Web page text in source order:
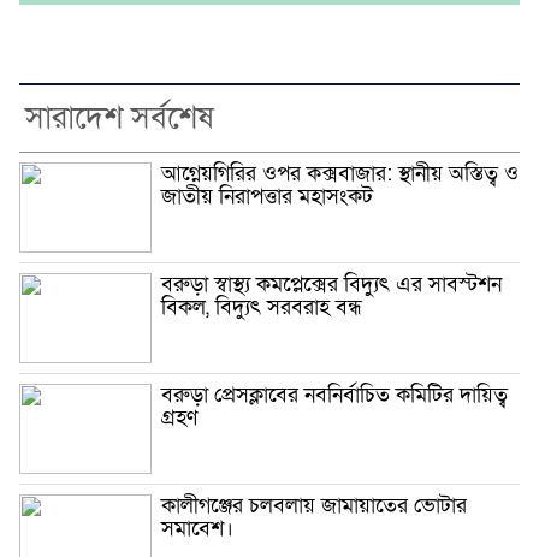
সারাদেশ সর্বশেষ
আগ্নেয়গিরির ওপর কক্সবাজার: স্থানীয় অস্তিত্ব ও
জাতীয় নিরাপত্তার মহাসংকট
বরুড়া স্বাস্থ্য কমপ্লেক্সের বিদ্যুৎ এর সাবস্টশন
বিকল, বিদ্যুৎ সরবরাহ বন্ধ
বরুড়া প্রেসক্লাবের নবনির্বাচিত কমিটির দায়িত্ব
গ্রহণ
কালীগঞ্জের চলবলায় জামায়াতের ভোটার
সমাবেশ।